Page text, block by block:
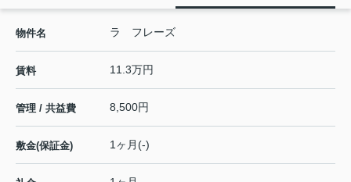
物件名 ラ フレーズ
賃料 11.3万円
管理 / 共益費 8,500円
敷金(保証金) 1ヶ月(-)